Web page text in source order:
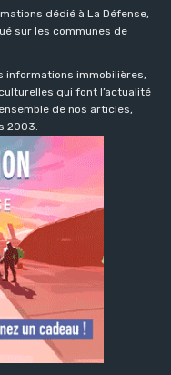
dédié à La Défense,
sur les communes de
informations immobilières,
qui font l’actualité
de nos articles,
2003.